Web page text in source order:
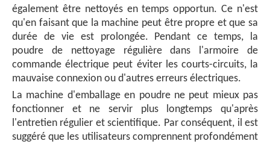
également être nettoyés en temps opportun. Ce n'est
qu'en faisant que la machine peut être propre et que sa
durée de vie est prolongée. Pendant ce temps, la
poudre de nettoyage régulière dans l'armoire de
commande électrique peut éviter les courts-circuits, la
mauvaise connexion ou d'autres erreurs électriques.
La machine d'emballage en poudre ne peut mieux pas
fonctionner et ne servir plus longtemps qu'après
l'entretien régulier et scientifique. Par conséquent, il est
suggéré que les utilisateurs comprennent profondément